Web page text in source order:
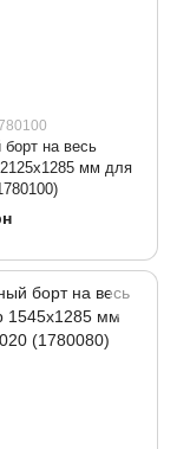
на весь
мм для